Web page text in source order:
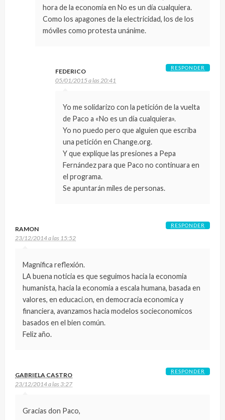
hora de la economía en No es un día cualquiera.
Como los apagones de la electricidad, los de los
móviles como protesta unánime.
FEDERICO
05/01/2015 a las 20:41
Yo me solidarizo con la petición de la vuelta
de Paco a «No es un día cualquiera».
Yo no puedo pero que alguien que escriba
una petición en Change.org.
Y que explique las presiones a Pepa
Fernández para que Paco no continuara en
el programa.
Se apuntarán miles de personas.
RESPONDER
RAMON
23/12/2014 a las 15:52
Magnifica reflexión.
LA buena noticia es que seguimos hacia la economia
humanista, hacia la economia a escala humana, basada en
valores, en educaci.on, en democracia economica y
financiera, avanzamos hacia modelos socieconomicos
basados en el bien común.
Feliz año.
RESPONDER
GABRIELA CASTRO
23/12/2014 a las 3:27
Gracias don Paco,
RESPONDER